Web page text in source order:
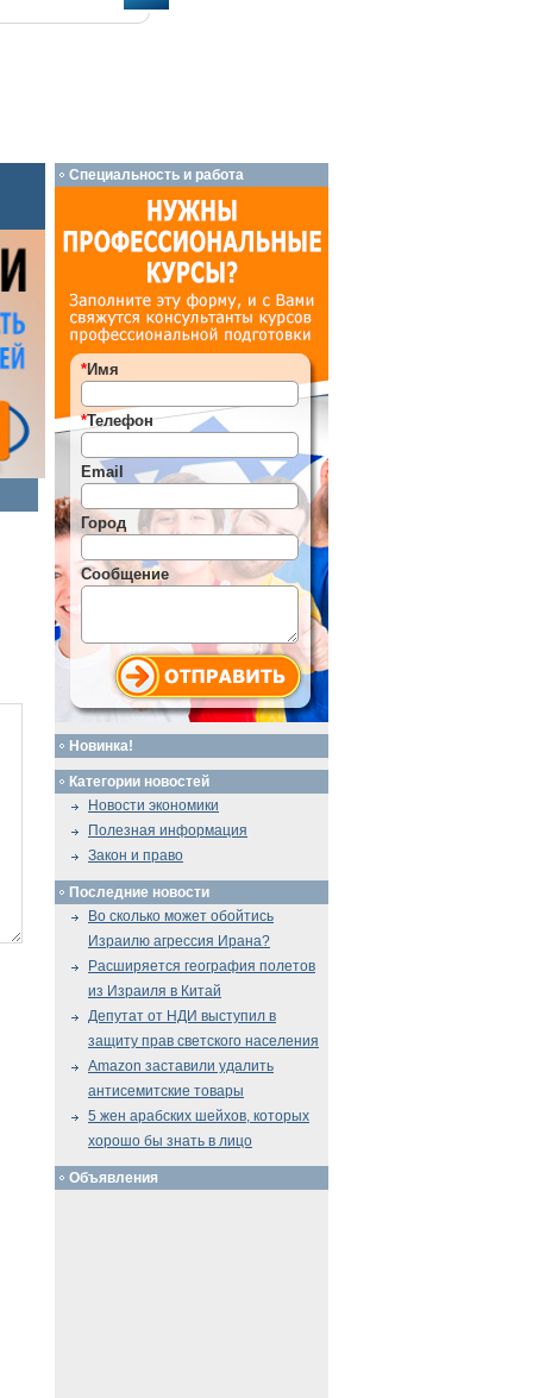
Специальность и работа
*Имя
*Телефон
Email
Город
Сообщение
Новинка!
Категории новостей
Новости экономики
Полезная информация
Закон и право
Последние новости
Во сколько может обойтись
Израилю агрессия Ирана?
Расширяется география полетов
из Израиля в Китай
Депутат от НДИ выступил в
защиту прав светского населения
Amazon заставили удалить
антисемитские товары
5 жен арабских шейхов, которых
хорошо бы знать в лицо
Объявления